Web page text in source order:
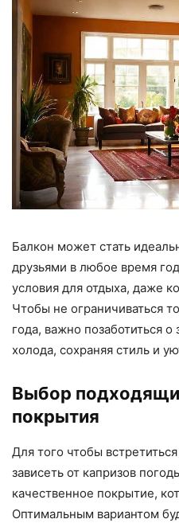
Балкон может стать
друзьями в любое время
условия для отдыха, даже
Чтобы не ограничиваться
года, важно позаботиться
холода, сохраняя стиль и
Выбор
покрытия
Для того чтобы
зависеть от капризов
качественное покрытие,
Оптимальным вариантом